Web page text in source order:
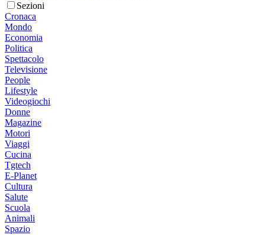
Sezioni
Cronaca
Mondo
Economia
Politica
Spettacolo
Televisione
People
Lifestyle
Videogiochi
Donne
Magazine
Motori
Viaggi
Cucina
Tgtech
E-Planet
Cultura
Salute
Scuola
Animali
Spazio